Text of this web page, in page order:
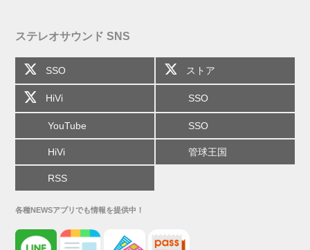
ステレオサウンド SNS
SSO ストア
HiVi SSO
YouTube SSO
HiVi 管球王国
RSS
各種NEWSアプリでも情報を提供中！